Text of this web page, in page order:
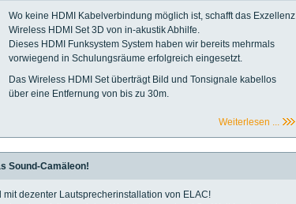
Wo keine HDMI Kabelverbindung möglich ist, schafft das Exzellenz
Wireless HDMI Set 3D von in-akustik Abhilfe.
Dieses HDMI Funksystem System haben wir bereits mehrmals
vorwiegend in Schulungsräume erfolgreich eingesetzt.
Das Wireless HDMI Set überträgt Bild und Tonsignale kabellos
über eine Entfernung von bis zu 30m.
Weiterlesen ...
Sound-Camäleon!
mit dezenter Lautsprecherinstallation von ELAC!